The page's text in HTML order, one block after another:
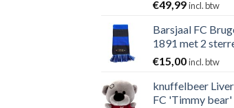
€49,99incl. btw
Barsjaal FC
1891 met 2
€15,00incl. btw
knuffelbeer
FC 'Timmy bear'